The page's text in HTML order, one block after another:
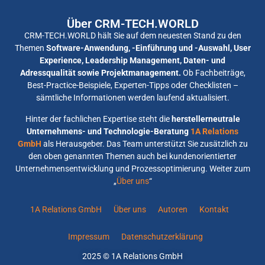
Über CRM-TECH.WORLD
CRM-TECH.WORLD hält Sie auf dem neuesten Stand zu den
Themen Software-Anwendung, -Einführung und -Auswahl, User
Experience, Leadership Management, Daten- und
Adressqualität sowie Projektmanagement. Ob Fachbeiträge,
Best-Practice-Beispiele, Experten-Tipps oder Checklisten –
sämtliche Informationen werden laufend aktualisiert.
Hinter der fachlichen Expertise steht die herstellerneutrale
Unternehmens- und Technologie-Beratung 1A Relations
GmbH als Herausgeber. Das Team unterstützt Sie zusätzlich zu
den oben genannten Themen auch bei kundenorientierter
Unternehmensentwicklung und Prozessoptimierung. Weiter zum
„Über uns“
1A Relations GmbH Über uns Autoren Kontakt
Impressum Datenschutzerklärung
2025 © 1A Relations GmbH